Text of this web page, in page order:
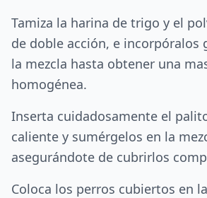
Tamiza la harina de trigo y el
de doble acción, e incorpóralos
la mezcla hasta obtener una
homogénea.
Inserta cuidadosamente el
caliente y sumérgelos en la
asegurándote de cubrirlos
Coloca los perros cubiertos en